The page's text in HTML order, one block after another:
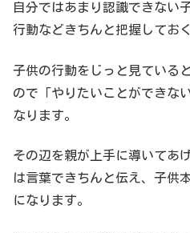
自分ではあまり認識できない
行動などきちんと把握してお
子供の行動をじっと見ている
ので「やりたいことができな
なります。
その辺を親が上手に導いてあ
は言葉できちんと伝え、子供
になります。